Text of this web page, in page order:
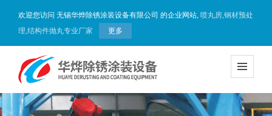
欢迎您访问 无锡华烨除锈涂装设备有限公司 的企业网站, 喷丸房,钢材预处
理,结构件抛丸专业厂家
更多